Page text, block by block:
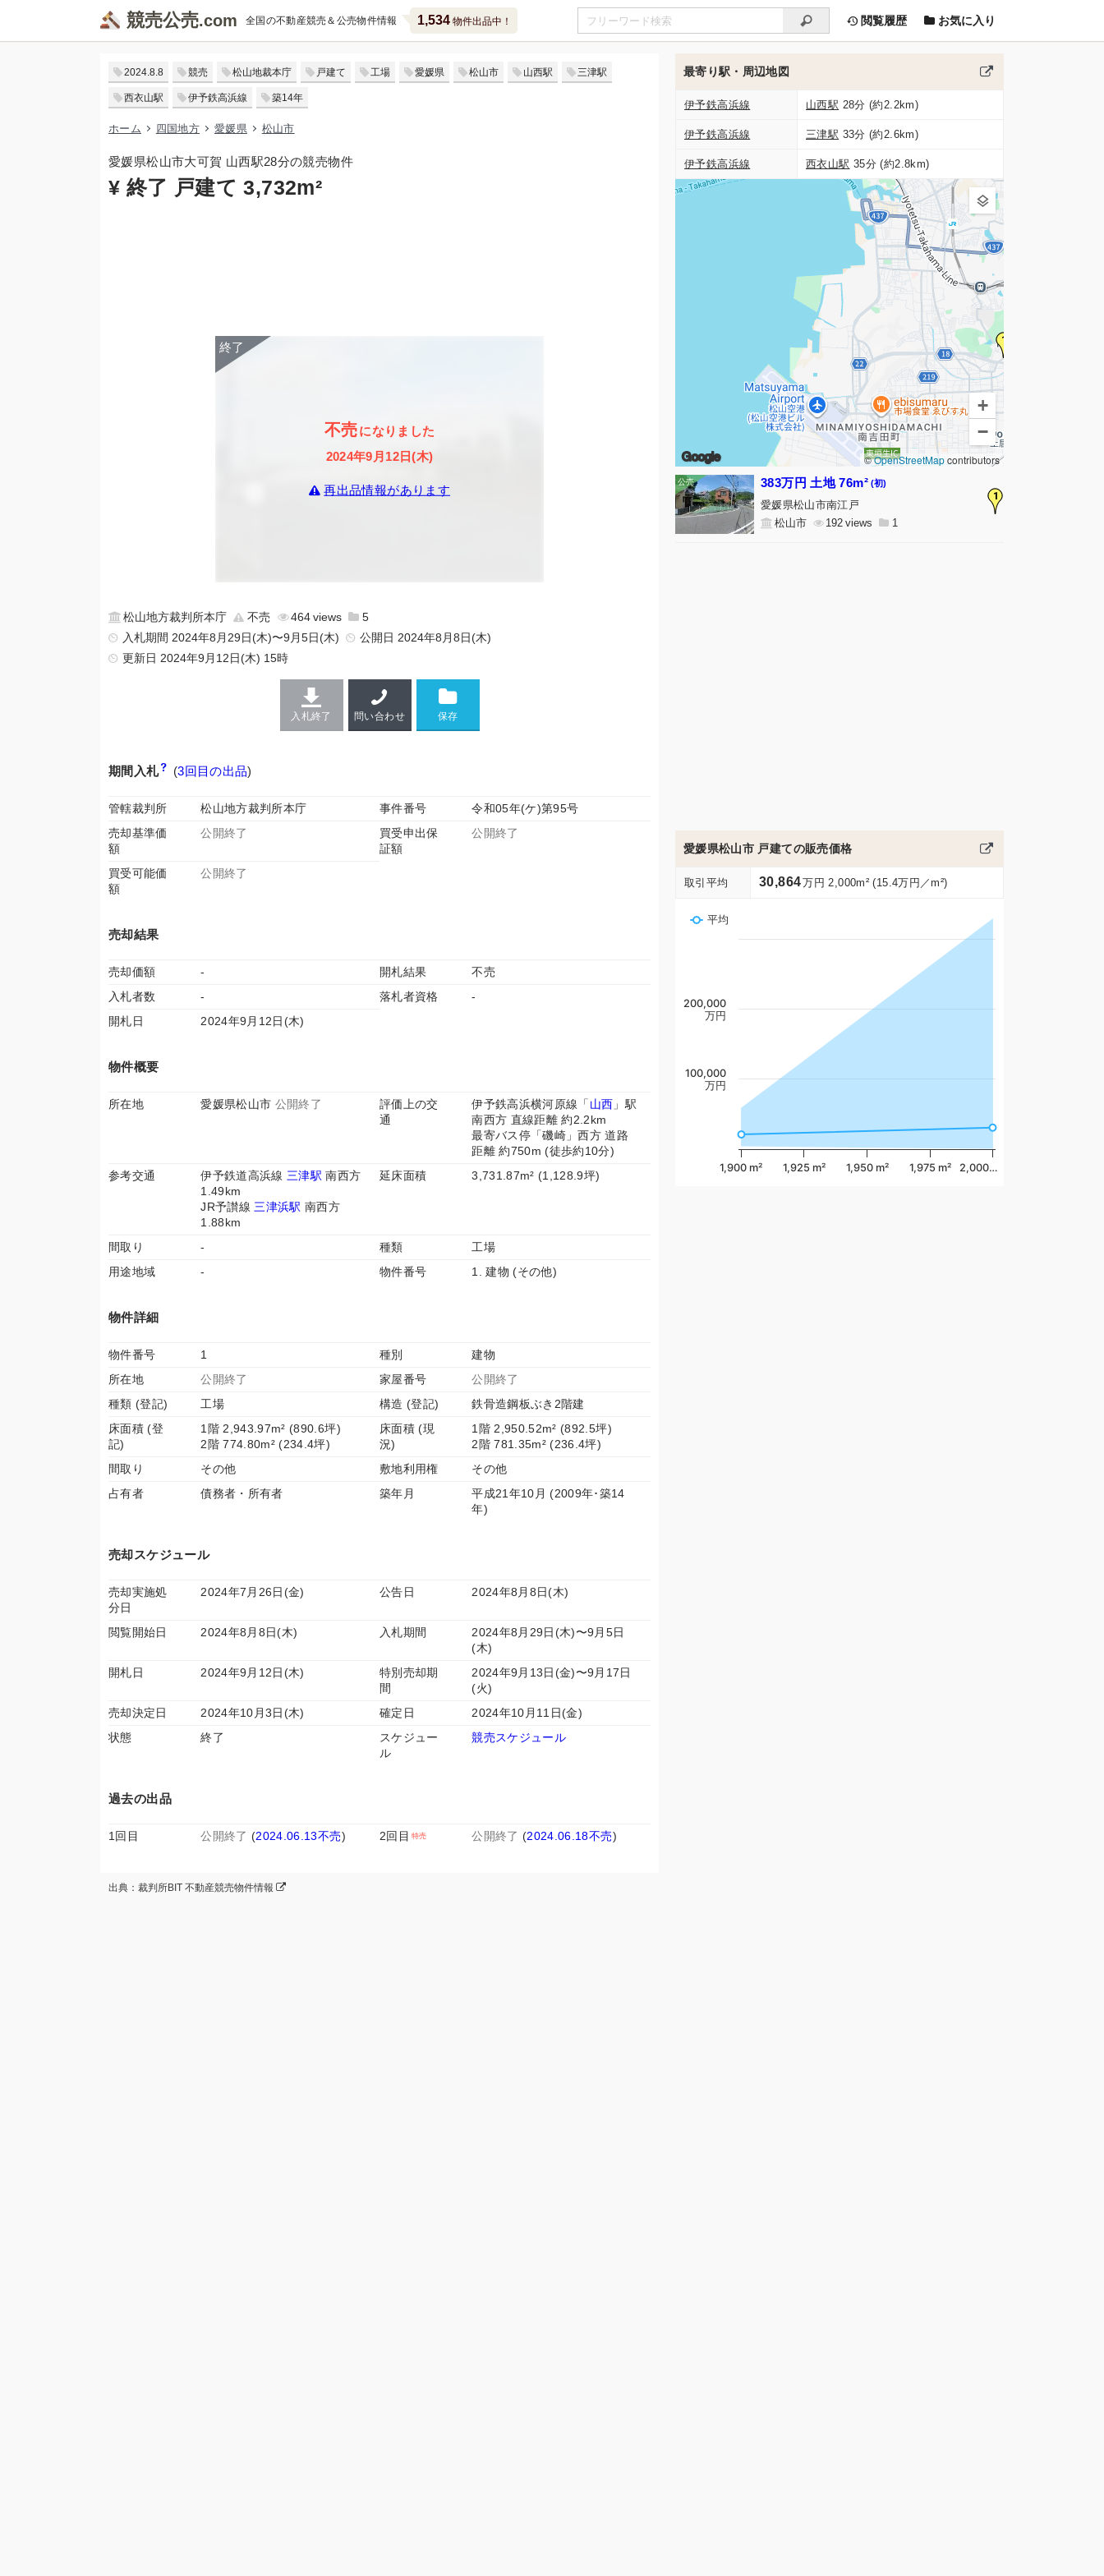
競売公売 全国の不動産競売＆公売物件情報 1,534物件出品中！ 閲覧履歴 お気に入り
2024.8.8 競売 松山地裁本庁 戸建て 工場 愛媛県 松山市 山西駅 三津駅
西衣山駅 伊予鉄高浜線 築14年
ホーム 四国地方 愛媛県 松山市
愛媛県松山市大可賀 山西駅28分の競売物件
¥ 終了 戸建て 3,732m²
不売になりました
2024年9月12日(木)
再出品情報があります
松山地方裁判所本庁 不売 464
5
入札期間 2024年8月29日(木)〜9月5日(木)
公開日 2024年8月8日(木)
更新日 2024年9月12日(木) 15時
入札終了 問い合わせ
期間入札 (3回目の出品)
管轄裁判所 松山地方裁判所本庁 事件番号
令和05年(ケ)第95号
売却基準価
額
公開終了
買受申出保
証額
公開終了
買受可能価
額
公開終了
売却結果
売却価額 - 開札結果
不売
入札者数
- 落札者資格
-
開札日
2024年9月12日(木)
物件概要
所在地 愛媛県松山市 公開終了
評価上の交
通
伊予鉄高浜横河原線「 山西 」駅
南西方 直線距離 約2.2km
最寄バス停「磯崎」西方 道路
距離 約750m (徒歩約10分)
参考交通
伊予鉄道高浜線 三津駅 南西方
1.49km
JR予讃線 三津浜駅 南西方
1.88km
延床面積 3,731.87m² (1,128.9坪)
間取り - 種類
工場
用途地域
- 物件番号 1. 建物 (その他)
物件詳細
物件番号 1 種別
建物
所在地
公開終了 家屋番号
公開終了
種類 (登記)
工場 構造 (登記)
鉄骨造鋼板ぶき2階建
床面積 (登
記)
1階 2,943.97m² (890.6坪)
2階 774.80m² (234.4坪)
床面積 (現
況)
1階 2,950.52m² (892.5坪)
2階 781.35m² (236.4坪)
間取り
その他 敷地利用権
その他
占有者
債務者・所有者 築年月
平成21年10月 (2009年･築14
年)
売却スケジュール
売却実施処
分日
2024年7月26日(金) 公告日 2024年8月8日(木)
閲覧開始日 2024年8月8日(木) 入札期間
2024年8月29日(木)〜9月5日
(木)
開札日
2024年9月12日(木)
特別売却期
間
2024年9月13日(金)〜9月17日
(火)
売却決定日
2024年10月3日(木) 確定日
2024年10月11日(金)
状態
終了
スケジュー
ル
競売スケジュール
過去の出品
1回目 公開終了 (2024.06.13不売) 2回目 公開終了 (2024.06.18不売)
出典：裁判所BIT 不動産競売物件情報
最寄り駅・周辺地図
伊予鉄高浜線 山西駅 28分 (約2.2km)
伊予鉄高浜線 三津駅 33分 (約2.6km)
伊予鉄高浜線 西衣山駅 35分 (約2.8km)
1
Google
+
−
©OpenStreetMapcontributors
1
383万円 土地 76m² (初)
愛媛県松山市南江戸
松山市
192 1
愛媛県松山市 戸建ての販売価格
取引平均 30,864万円 2,000m² (15.4万円／m²)
平均
1,900 m² 1,925 m² 1,950 m² 1,975 m² 2,000…
100,000
万円
200,000
万円